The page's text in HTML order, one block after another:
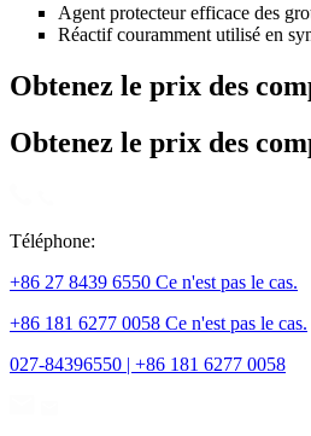
Agent protecteur efficace des
Réactif couramment utilisé en
Obtenez le prix des
Obtenez le prix des
Téléphone:
+86 27 8439 6550 Ce n'est pas le cas.
+86 181 6277 0058 Ce n'est pas le cas.
027-84396550 | +86 181 6277 0058